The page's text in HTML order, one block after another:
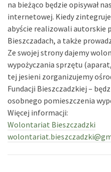
na bieżąco będzie opisywał
internetowej. Kiedy
abyście realizowali autorskie
Bieszczadach, a także
Ze swojej strony dajemy
wypożyczania sprzętu
tej jesieni zorganizujemy
Fundacji Bieszczadzkiej –
osobnego pomieszczenia
Więcej informacji:
Wolontariat Bieszczadzki